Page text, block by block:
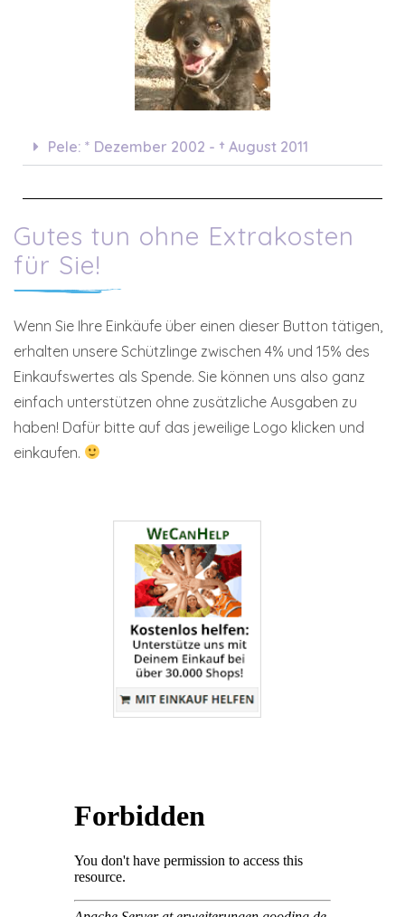
Pele: * Dezember 2002 - † August 2011
Gutes tun ohne Extrakosten
für Sie!
Wenn Sie Ihre Einkäufe über einen dieser Button tätigen,
erhalten unsere Schützlinge zwischen 4% und 15% des
Einkaufswertes als Spende. Sie können uns also ganz
einfach unterstützen ohne zusätzliche Ausgaben zu
haben! Dafür bitte auf das jeweilige Logo klicken und
einkaufen.